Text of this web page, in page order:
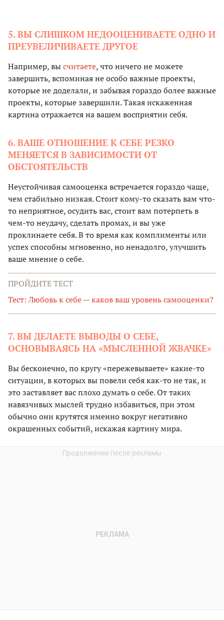
5. ВЫ СЛИШКОМ НЕДООЦЕНИВАЕТЕ ОДНО И
ПРЕУВЕЛИЧИВАЕТЕ ДРУГОЕ
Например, высчитаете, что ничего не можете
завершить, вспоминая не особо важные проекты,
которые не доделали, и забывая гораздо более важные
проекты, которые завершили. Такая искаженная
картина отражается на вашем восприятии себя.
6. ВАШЕ ОТНОШЕНИЕ К СЕБЕ РЕЗКО
МЕНЯЕТСЯ В ЗАВИСИМОСТИ ОТ
ОБСТОЯТЕЛЬСТВ
Неустойчивая самооценка встречается гораздо чаще,
чем стабильно низкая. Стоит кому-то сказать вам что-
то неприятное, осудить вас, стоит вам потерпеть в
чем-то неудачу, сделать промах, и вы уже
проклинаете себя. В то время как комплименты или
успех способны мгновенно, но ненадолго, улучшить
ваше мнение о себе.
ПРОЙДИТЕ ТЕСТ
Тест: Любовь к себе — каков ваш уровень самооценки?
7. ВЫ ДЕЛАЕТЕ ВЫВОДЫ О СЕБЕ,
ОСНОВЫВАЯСЬ НА «МЫСЛЕННОЙ ЖВАЧКЕ»
Вы бесконечно, по кругу «пережевываете» какие-то
ситуации, в которых вы повели себя как-то не так, и
это заставляет вас плохо думать о себе. От таких
навязчивых мыслей трудно избавиться, при этом
обычно они крутятся именно вокруг негативно
окрашенных событий, искажая картину мира.